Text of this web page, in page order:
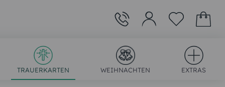
TRAUERKARTEN WEIHNACHTEN EXTRAS